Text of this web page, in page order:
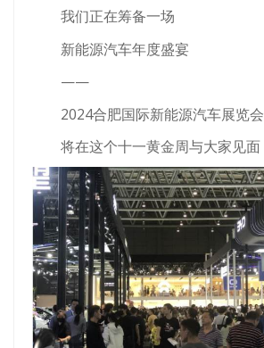
我们正在筹备一场
新能源汽车年度盛宴
——
2024合肥国际新能源汽车展览会
将在这个十一黄金周与大家见面